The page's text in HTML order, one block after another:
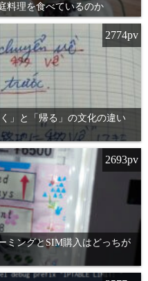
料理を食べているのか
」と「帰る」の文化の違い
2774pv
ミングとSIM購入はどっちが
2693pv